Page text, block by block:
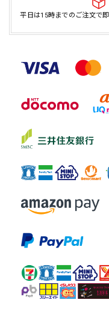
平日は15時までのご注文で